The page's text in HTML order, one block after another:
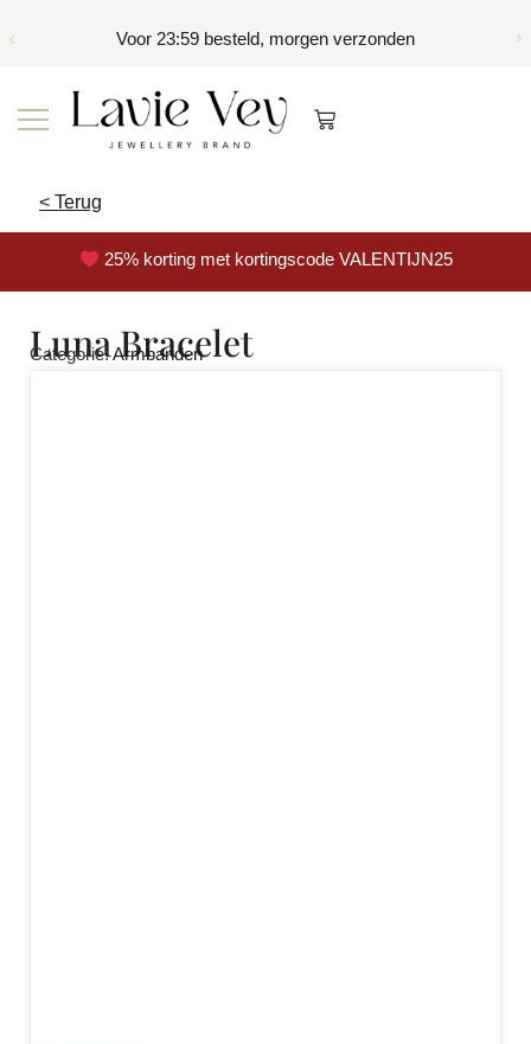
Voor 23:59 besteld, morgen verzonden
< Terug
25% korting met kortingscode VALENTIJN25
Luna Bracelet
Categorie:Armbanden